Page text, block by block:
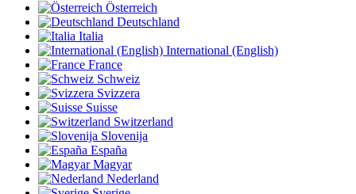
Österreich
Deutschland
Italia
International (English)
France
Schweiz
Svizzera
Suisse
Switzerland
Slovenija
España
Magyar
Nederland